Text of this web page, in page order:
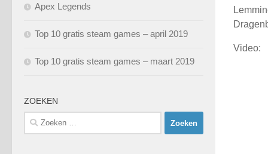
Video:
Apex Legends
Top 10 gratis steam games – april 2019
Top 10 gratis steam games – maart 2019
ZOEKEN
Zoeken
naar: